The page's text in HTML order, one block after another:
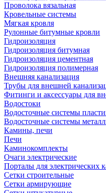
Проволока вязальная
Кровельные системы
Мягкая кровля
Рулонные битумные кровли
Гидроизоляция
Гидроизоляция битумная
Гидроизоляция цементная
Гидроизоляция полимерная
Внешняя канализация
Трубы для внешней
Фитинги и аксессуары для
Водостоки
Водосточные системы
Водосточные системы
Камины, печи
Печи
Каминокомплекты
Очаги электрические
Порталы для электрических
Сетки строительные
Сетки армирующие